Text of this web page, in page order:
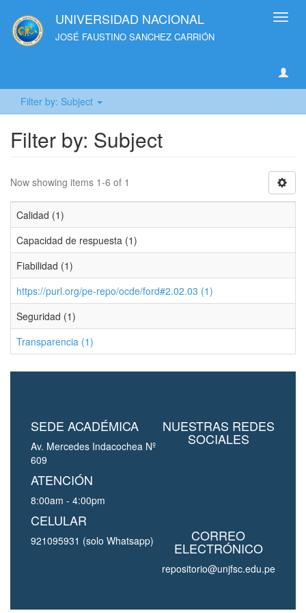
UNIVERSIDAD NACIONAL
JOSÉ FAUSTINO SANCHEZ CARRIÓN
Filter by: Subject
Filter by: Subject
Now showing items 1-6 of 1
Calidad (1)
Capacidad de respuesta (1)
Fiabilidad (1)
https://purl.org/pe-repo/ocde/ford#2.02.03 (1)
Seguridad (1)
Transparencia (1)
SEDE ACADÉMICA
Av. Mercedes Indacochea Nº
609
ATENCIÓN
8:00am - 4:00pm
CELULAR
921095931 (solo Whatsapp)
NUESTRAS REDES
SOCIALES
CORREO
ELECTRÓNICO
repositorio@unjfsc.edu.pe